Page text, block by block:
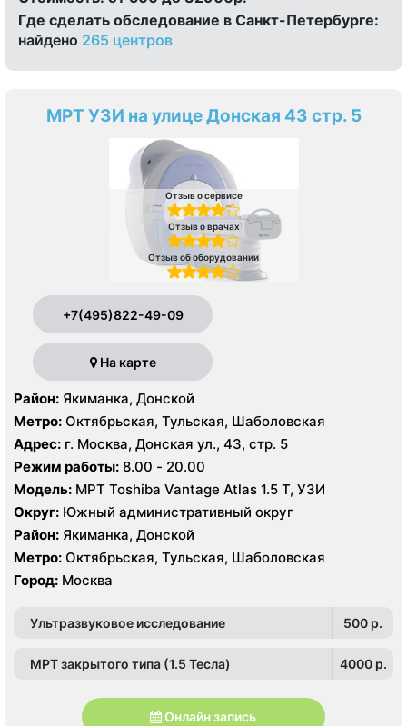
Где сделать обследование в Санкт-Петербурге:
найдено 265 центров
МРТ УЗИ на улице Донская 43 стр. 5
Отзыв о сервисе
Отзыв о врачах
Отзыв об оборудовании
+7(495)822-49-09
На карте
Район: Якиманка, Донской
Метро: Октябрьская, Тульская, Шаболовская
Адрес: г. Москва, Донская ул., 43, стр. 5
Режим работы: 8.00 - 20.00
Модель: МРТ Toshiba Vantage Atlas 1.5 Т, УЗИ
Округ: Южный административный округ
Район: Якиманка, Донской
Метро: Октябрьская, Тульская, Шаболовская
Город: Москва
Ультразвуковое исследование 500 p.
МРТ закрытого типа (1.5 Тесла) 4000 p.
Онлайн запись